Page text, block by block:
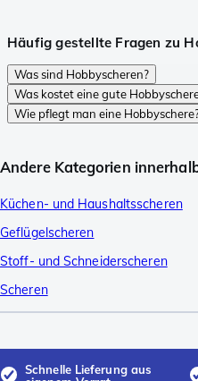
Häufig gestellte Fragen zu
Was sind Hobbyscheren?
Was kostet eine gute
Wie pflegt man eine
Andere Kategorien
Küchen- und Haushaltsscheren
Geflügelscheren
Stoff- und Schneiderscheren
Scheren
Schnelle Lieferung aus